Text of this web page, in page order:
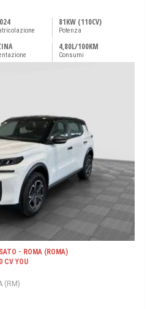
81KW (110CV)
Potenza
4,80L/100KM
Consumi
- ROMA (ROMA)
CV YOU
(RM)